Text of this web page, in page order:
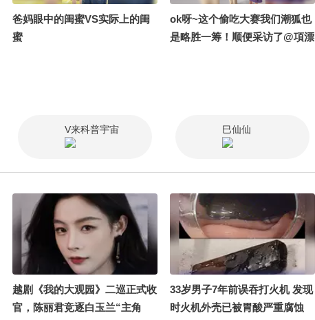
爸妈眼中的闺蜜VS实际上的闺
蜜
ok呀~这个偷吃大赛我们潮狐也
是略胜一筹！顺便采访了@項漂
V来科普宇宙 巳仙仙
越剧《我的大观园》二巡正式收
官，陈丽君竞逐白玉兰“主角
33岁男子7年前误吞打火机 发现
时火机外壳已被胃酸严重腐蚀